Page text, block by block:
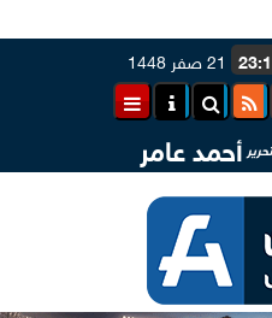
21 صفر 1448
أحمد عامر